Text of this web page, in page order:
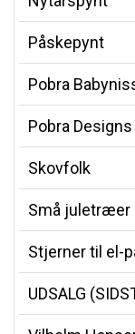
Påskepynt
Pobra
Pobra Designs
Skovfolk
Små juletræer
Stjerner til el-
UDSALG